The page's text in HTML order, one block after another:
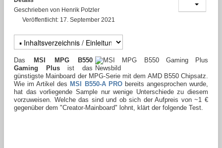
Geschrieben von Henrik Potzler
Veröffentlicht: 17. September 2021
DasMSI MPG B550
Gaming Plusist das
günstigste Mainboard der MPG-Serie mit dem AMD B550 Chipsatz.
Wie im Artikel des MSI B550-A PRObereits angesprochen wurde,
hat das vorliegende Sample nur wenige Unterschiede zu diesem
vorzuweisen. Welche das sind und ob sich der Aufpreis von ~1 €
gegenüber dem "Creator-Mainboard" lohnt, klärt der folgende Test.